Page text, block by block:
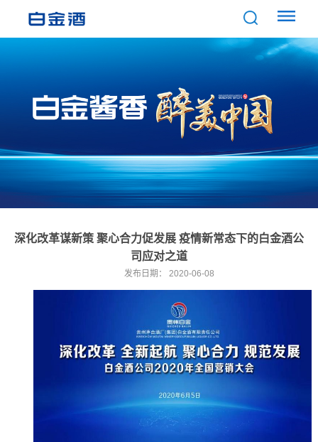
深化改革谋新策 聚心合力促发展 疫情新常态下的白金酒公
司应对之道
发布日期： 2020-06-08